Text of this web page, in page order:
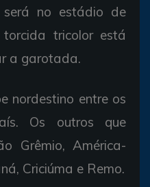
no estádio de
tricolor está
a garotada.
nordestino entre os
Os outros que
Grêmio, América-
Criciúma e Remo.